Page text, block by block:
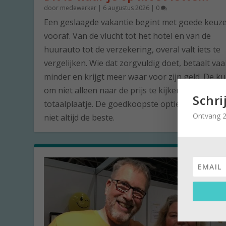
door medewerker | 6 augustus 2026 | 0
Een geslaagde vakantie begint met goede
vooraf. Van de vlucht tot het hotel en van de
huurauto tot de verzekering, overal valt iets te
vergelijken. Wie dat zorgvuldig doet, betaalt
minder en krijgt meer waar voor zijn geld. De
om niet alleen naar de prijs te kijken, maar naar
totaalplaatje. De goedkoopste optie is namelijk
niet altijd de beste.
Ontvang